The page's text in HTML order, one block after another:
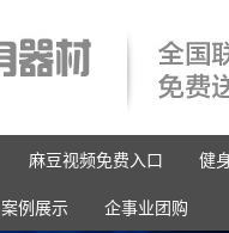
麻豆视频免费入口
健
案例展示 企事业团购